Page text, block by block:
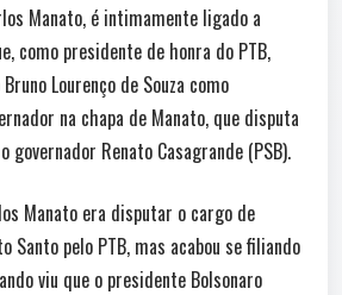
Manato, é intimamente ligado a
como presidente de honra do PTB,
Lourenço de Souza como
na chapa de Manato, que disputa
governador Renato Casagrande (PSB).
Manato era disputar o cargo de
Santo pelo PTB, mas acabou se filiando
viu que o presidente Bolsonaro